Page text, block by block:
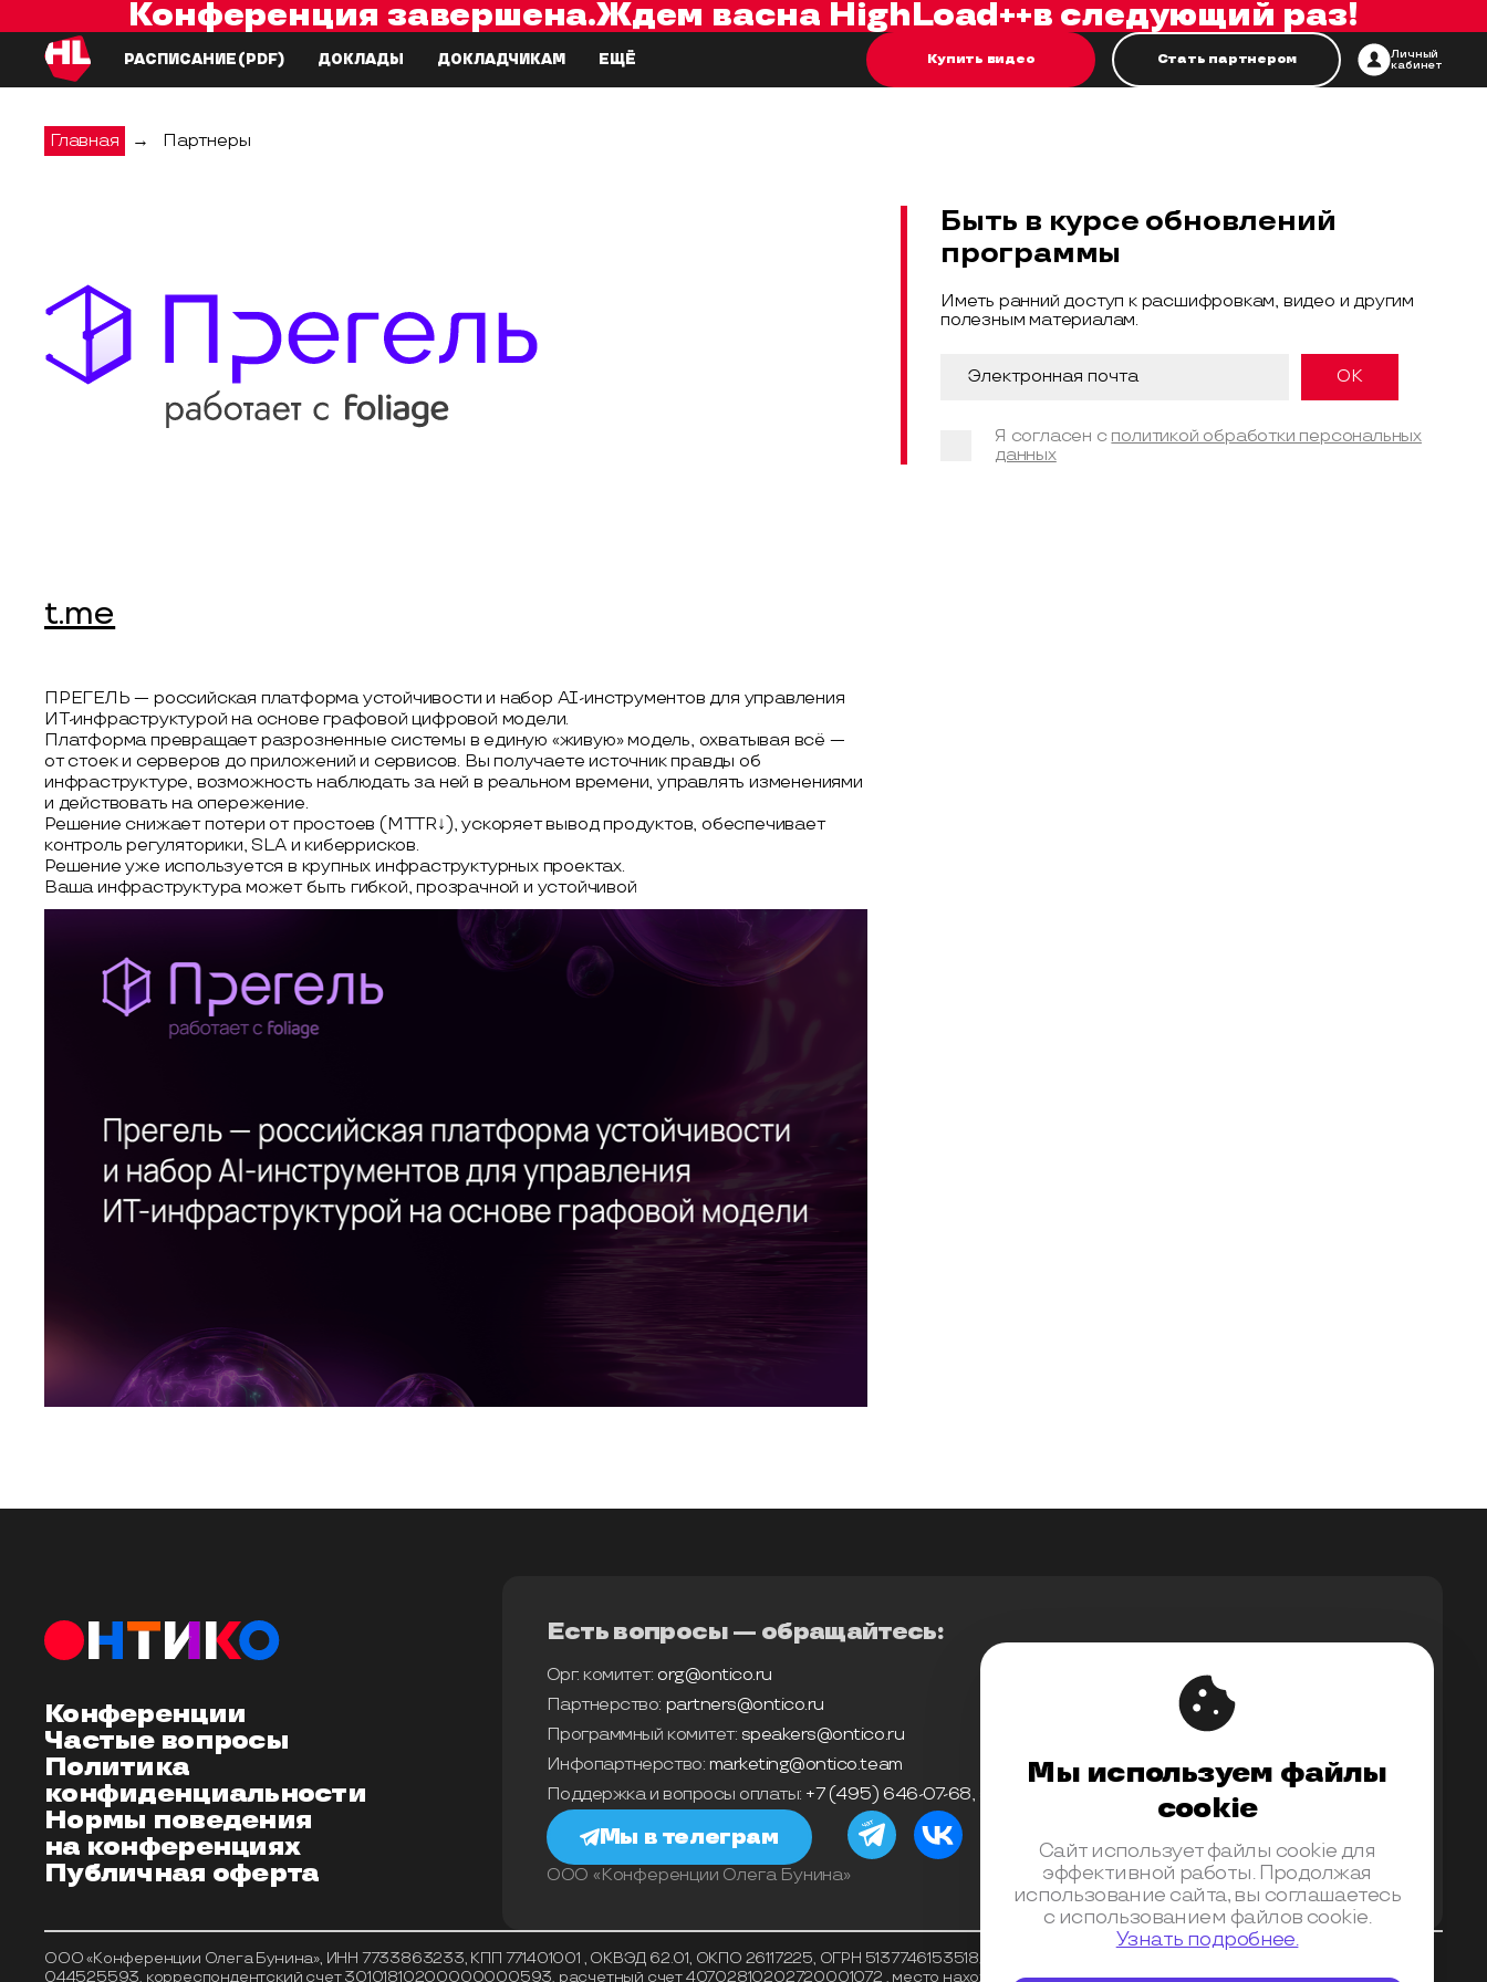
Конференция завершена.Ждем васна HighLoad++в следующий раз!
РАСПИСАНИЕ (PDF) ДОКЛАДЫ ДОКЛАДЧИКАМ ЕЩЁ Купить видео Стать партнером
Личный
кабинет
Главная → Партнеры
t.me
ПРЕГЕЛЬ — российская платформа устойчивости и набор AI-инструментов для управления
ИТ-инфраструктурой на основе графовой цифровой модели.
Платформа превращает разрозненные системы в единую «живую» модель, охватывая всё —
от стоек и серверов до приложений и сервисов. Вы получаете источник правды об
инфраструктуре, возможность наблюдать за ней в реальном времени, управлять изменениями
и действовать на опережение.
Решение снижает потери от простоев (MTTR↓), ускоряет вывод продуктов, обеспечивает
контроль регуляторики, SLA и киберрисков.
Решение уже используется в крупных инфраструктурных проектах.
Ваша инфраструктура может быть гибкой, прозрачной и устойчивой
Быть в курсе обновлений
программы
Иметь ранний доступ к расшифровкам, видео и другим
полезным материалам.
Я согласен с политикой обработки персональных
данных
Конференции
Частые вопросы
Политика
конфиденциальности
Нормы поведения
на конференциях
Публичная оферта
Есть вопросы — обращайтесь:
Орг. комитет: org@ontico.ru
Партнерство: partners@ontico.ru
Программный комитет: speakers@ontico.ru
Инфопартнерство: marketing@ontico.team
Поддержка и вопросы оплаты: +7 (495) 646-07-68, @ontico_support
Мы в телеграм
ООО «Конференции Олега Бунина»
ООО «Конференции Олега Бунина», ИНН 7733863233, КПП 771401001 , ОКВЭД 62.01, ОКПО 26117225, ОГРН 5137746153518, Банк получателя АО «АЛЬФА-БАНК», г. МОСКВА, БИК
044525593, корреспондентский счет 30101810200000000593, расчетный счет 40702810202720001072 , место нахождения контрагента (индекс, регион, город) 125040, г.
Мы используем файлы
cookie
Сайт использует файлы cookie для
эффективной работы. Продолжая
использование сайта, вы соглашаетесь
с использованием файлов cookie.
Узнать подробнее.